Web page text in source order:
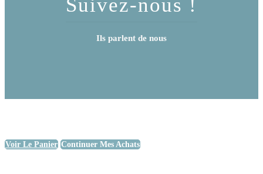
Suivez-nous !
Ils parlent de nous
Voir Le Panier Continuer Mes Achats